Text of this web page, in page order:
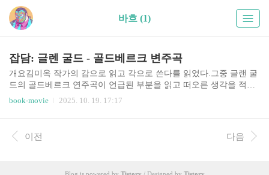
바흐 (1)
잡담: 글렌 굴드 - 골드베르크 변주곡
개요김미옥 작가의 감으로 읽고 각으로 쓴다를 읽었다.그중 글랜 굴
드의 골드베르크 연주곡이 언급된 부분을 읽고 떠오른 생각을 적어
본다.글렌 굴드 - 골드베르크 변주곡누군가 내게 쓸쓸한 표정으로
요. 그리고 벤치에 앉아 눈을 감고 - 감으로 읽고 각으로 쓴다, p263
글렌 굴드의 골드베르크 변주곡에 대한 이야기는 예전부터 들었지
book-movie 2025. 10. 19. 17:17
이전 다음